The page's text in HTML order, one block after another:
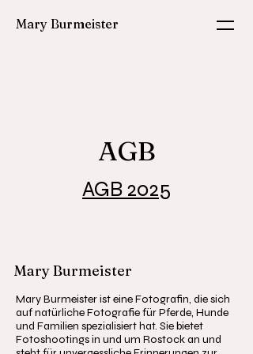
Mary Burmeister
AGB
AGB 2025
Mary Burmeister
Mary Burmeister ist eine Fotografin, die sich
auf natürliche Fotografie für Pferde, Hunde
und Familien spezialisiert hat. Sie bietet
Fotoshootings in und um Rostock an und